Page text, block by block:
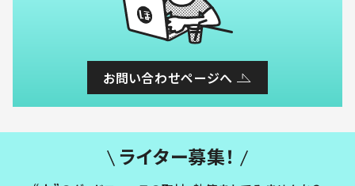
お問い合わせページへ
ライター募集！